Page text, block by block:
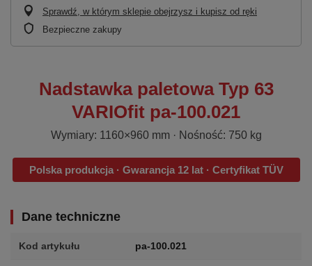
Sprawdź, w którym sklepie obejrzysz i kupisz od ręki
Bezpieczne zakupy
Nadstawka paletowa Typ 63
VARIOfit pa-100.021
Wymiary: 1160×960 mm · Nośność: 750 kg
Polska produkcja · Gwarancja 12 lat · Certyfikat TÜV
Dane techniczne
Kod artykułu pa-100.021